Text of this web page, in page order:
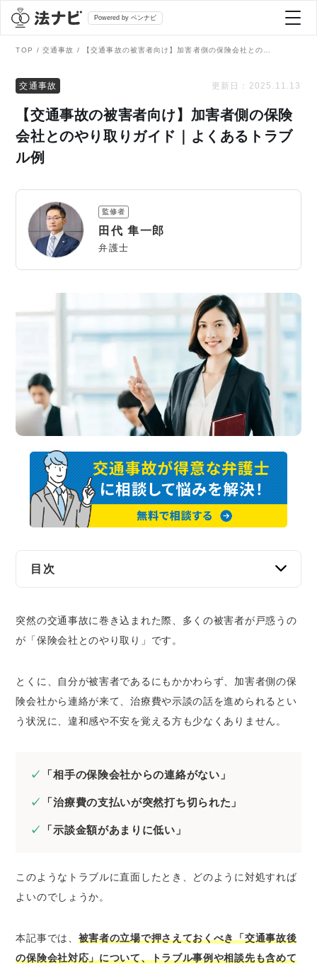
Powered by ベンナビ
全て
法律相談
刑事事件
債務整理
交通事故
労働問題
債権回収
IT・ネット
資金調達
企業法務
弁護士を探す
AI Search Premium
掲載をご検討の弁護士の方へ
TOP 交通事故
交通事故 更新日： 2025.11.13
【交通事故の被害者向け】加害者側の保険
会社とのやり取りガイド｜よくあるトラブ
ル例
監修者
田代 隼一郎
弁護士
目次
取りをすることが多い
交通事故の被害者が加害者側の保険会社とやり
1.事故直後｜今後の流れなどの説明を受ける
2.治療中｜通院や治療の状況などを確認され
る
る際に多いトラブル4選
1.相手方の保険会社から連絡が来ない
4.相場よりも低い保険金の額を提示される
不満があるときの対処法
1.保険会社の苦情窓口に相談する
突然の交通事故に巻き込まれた際、多くの被害者が戸惑うの
が「保険会社とのやり取り」です。
とくに、自分が被害者であるにもかかわらず、加害者側の保
険会社から連絡が来て、治療費や示談の話を進められるとい
う状況に、違和感や不安を覚える方も少なくありません。
「相手の保険会社からの連絡がない」
「治療費の支払いが突然打ち切られた」
「示談金額があまりに低い」
このようなトラブルに直面したとき、どのように対処すれば
よいのでしょうか。
本記事では、 被害者の立場で押さえておくべき「交通事故後
の保険会社対応」について、トラブル事例や相談先も含めて